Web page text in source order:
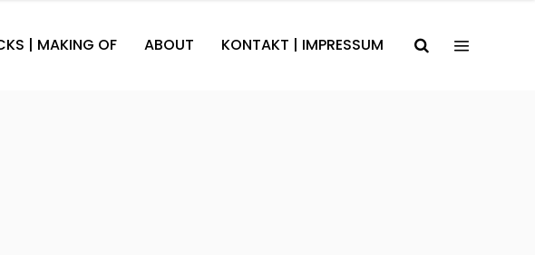
| MAKING OF ABOUT KONTAKT | IMPRESSUM